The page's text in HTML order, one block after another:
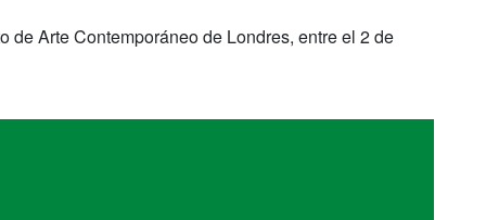
de Arte Contemporáneo de Londres, entre el 2 de